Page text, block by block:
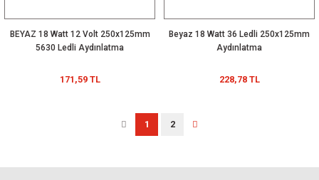
BEYAZ 18 Watt 12 Volt 250x125mm
5630 Ledli Aydınlatma
171,59 TL
Beyaz 18 Watt 36 Ledli 250x125mm
Aydınlatma
228,78 TL
1 2